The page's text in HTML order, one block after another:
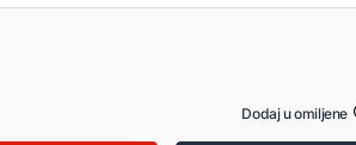
Dodaj u omiljene